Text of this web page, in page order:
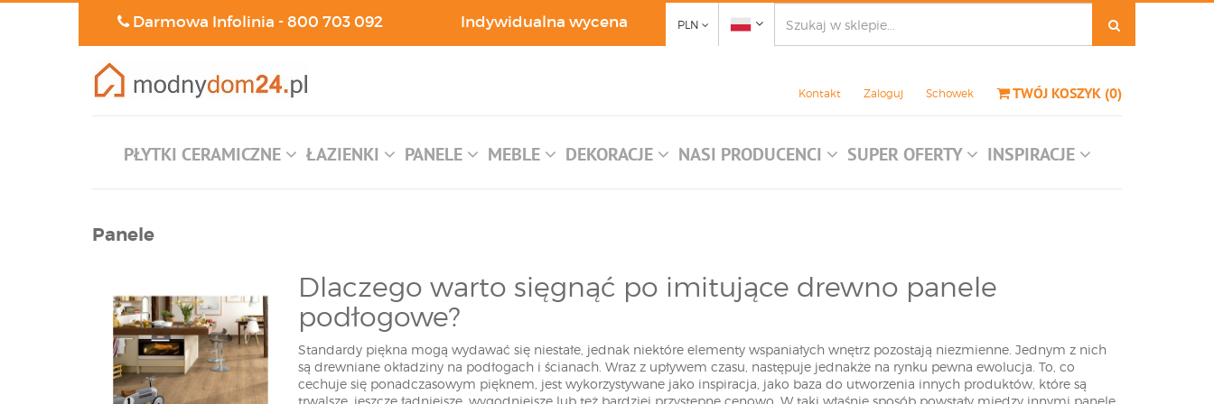
Darmowa Infolinia -800 703 092 Indywidualna wycena PLN
Kontakt Zaloguj Schowek TWÓJ KOSZYK (0)
PŁYTKI CERAMICZNE ŁAZIENKI PANELE MEBLE DEKORACJE NASI PRODUCENCI SUPER OFERTY INSPIRACJE
Panele
Dlaczego warto sięgnąć po imitujące drewno panele
podłogowe?
Standardy piękna mogą wydawać się niestałe, jednak niektóre elementy wspaniałych wnętrz pozostają niezmienne. Jednym z nich
są drewniane okładziny na podłogach i ścianach. Wraz z upływem czasu, następuje jednakże na rynku pewna ewolucja. To, co
cechuje się ponadczasowym pięknem, jest wykorzystywane jako inspiracja, jako baza do utworzenia innych produktów, które są
trwalsze, jeszcze ładniejsze, wygodniejsze lub też bardziej przystępne cenowo. W taki właśnie sposób powstały między innymi panele